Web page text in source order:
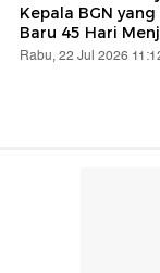
Kepala BGN
Baru 45 Hari
Rabu, 22 Jul 2026